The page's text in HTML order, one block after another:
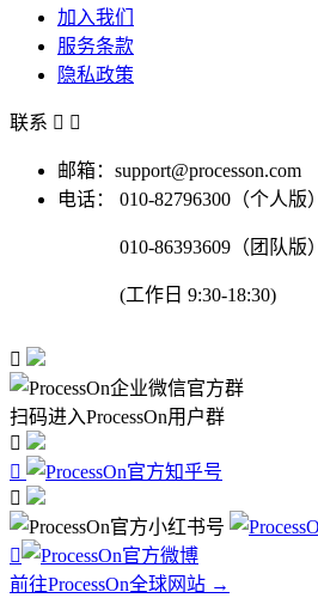
加入我们
服务条款
隐私政策
联系  
邮箱：support@processon.com
电话：
010-82796300（个人版）
010-86393609（团队版）
(工作日 9:30-18:30)

扫码进入ProcessOn用户群




前往ProcessOn全球网站 →